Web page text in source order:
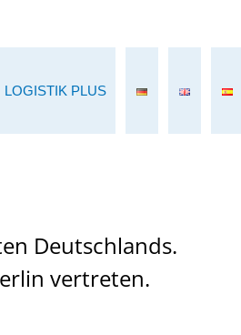
LOGISTIK PLUS
Deutschlands.
vertreten.